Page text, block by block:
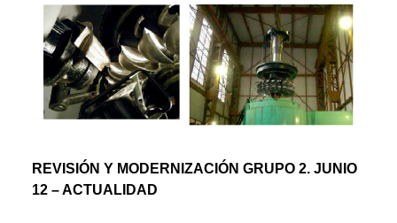
REVISIÓN Y MODERNIZACIÓN GRUPO 2. JUNIO
12 – ACTUALIDAD